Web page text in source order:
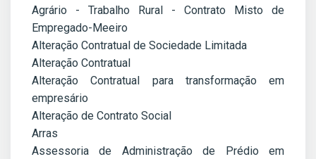
Agrário - Trabalho Rural - Contrato Misto de
Empregado-Meeiro
Alteração Contratual de Sociedade Limitada
Alteração Contratual
Alteração Contratual para transformação em
empresário
Alteração de Contrato Social
Arras
Assessoria de Administração de Prédio em